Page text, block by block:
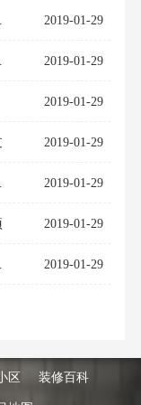
2019-01-29
2019-01-29
2019-01-29
2019-01-29
2019-01-29
2019-01-29
2019-01-29
区 装修百科